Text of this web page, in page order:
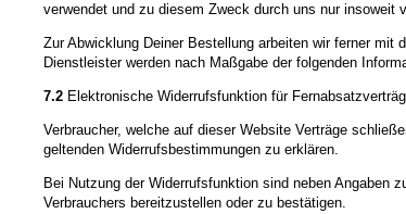
verwendet und zu diesem Zweck durch uns nur
Zur Abwicklung Deiner Bestellung arbeiten wir ferner
Dienstleister werden nach Maßgabe der folgenden
7.2 Elektronische Widerrufsfunktion für
Verbraucher, welche auf dieser Website Verträge
geltenden Widerrufsbestimmungen zu erklären.
Bei Nutzung der Widerrufsfunktion sind neben Angaben
Verbrauchers bereitzustellen oder zu bestätigen.